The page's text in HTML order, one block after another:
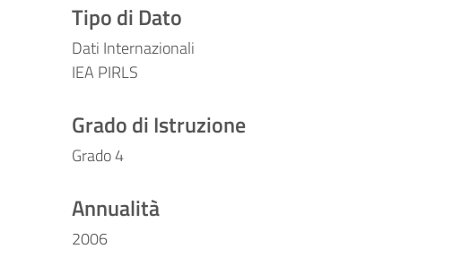
Tipo di Dato
Dati Internazionali
IEA PIRLS
Grado di Istruzione
Grado 4
Annualità
2006